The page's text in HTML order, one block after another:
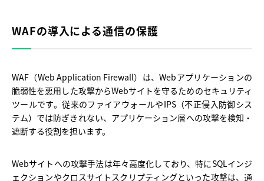
WAFの導入による通信の保護
WAF（Web Application Firewall）は、Webアプリケーションの
脆弱性を悪用した攻撃からWebサイトを守るためのセキュリティ
ツールです。従来のファイアウォールやIPS（不正侵入防御シス
テム）では防ぎきれない、アプリケーション層への攻撃を検知・
遮断する役割を担います。
Webサイトへの攻撃手法は年々高度化しており、特にSQLインジ
ェクションやクロスサイトスクリプティングといった攻撃は、通